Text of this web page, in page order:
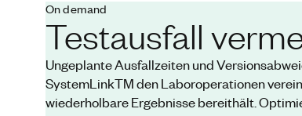
On demand
Testausfall
Ungeplante Ausfallzeiten und
SystemLinkTM den Laboroperationen
wiederholbare Ergebnisse bereithält.